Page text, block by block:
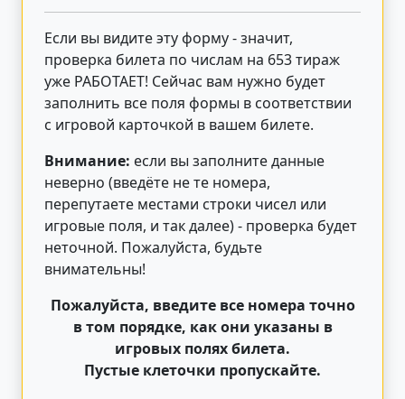
Если вы видите эту форму - значит,
проверка билета по числам на 653 тираж
уже РАБОТАЕТ! Сейчас вам нужно будет
заполнить все поля формы в соответствии
с игровой карточкой в вашем билете.
Внимание: если вы заполните данные
неверно (введёте не те номера,
перепутаете местами строки чисел или
игровые поля, и так далее) - проверка будет
неточной. Пожалуйста, будьте
внимательны!
Пожалуйста, введите все номера точно
в том порядке, как они указаны в
игровых полях билета.
Пустые клеточки пропускайте.